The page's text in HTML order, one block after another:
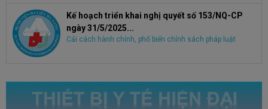
Kế hoạch triển khai nghị quyết số 153/NQ-CP
ngày 31/5/2025...
Cải cách hành chính, phổ biến chính sách pháp luật